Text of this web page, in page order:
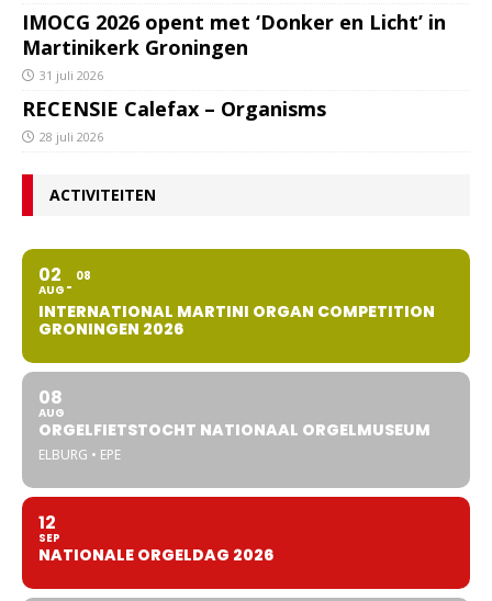
IMOCG 2026 opent met ‘Donker en Licht’ in
Martinikerk Groningen
31 juli 2026
RECENSIE Calefax – Organisms
28 juli 2026
ACTIVITEITEN
02
AUG
08
INTERNATIONAL MARTINI ORGAN COMPETITION
GRONINGEN 2026
08
AUG
ORGELFIETSTOCHT NATIONAAL ORGELMUSEUM
ELBURG • EPE
12
SEP
NATIONALE ORGELDAG 2026